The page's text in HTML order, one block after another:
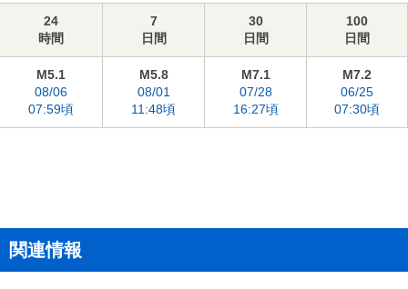
24
時間
7
日間
30
日間
100
日間
M5.1
08/06
07:59頃
M5.8
08/01
11:48頃
M7.1
07/28
16:27頃
M7.2
06/25
07:30頃
関連情報